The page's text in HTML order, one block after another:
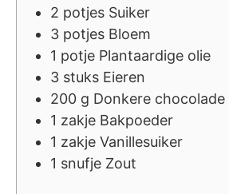
2 potjes Suiker
3 potjes Bloem
1 potje Plantaardige olie
3 stuks Eieren
200 g Donkere chocolade
1 zakje Bakpoeder
1 zakje Vanillesuiker
1 snufje Zout